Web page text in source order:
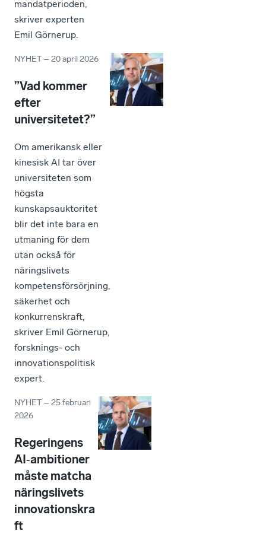
mandatperioden,
skriver experten
Emil Görnerup.
NYHET –20 april 2026
”Vad kommer
efter
universitetet?”
Om amerikansk eller
kinesisk AI tar över
universiteten som
högsta
kunskapsauktoritet
blir det inte bara en
utmaning för dem
utan också för
näringslivets
kompetensförsörjning,
säkerhet och
konkurrenskraft,
skriver Emil Görnerup,
forsknings- och
innovationspolitisk
expert.
NYHET –25 februari
2026
Regeringens
AI‑ambitioner
måste matcha
näringslivets
innovationskra
ft